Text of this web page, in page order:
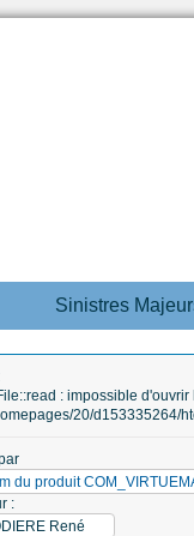
Sinistres
: impossible d'ouvrir
20/d153335264/
du produit
:
René